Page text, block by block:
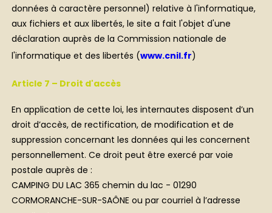
données à caractère personnel) relative à l'informatique,
aux fichiers et aux libertés, le site a fait l'objet d'une
déclaration auprès de la Commission nationale de
l'informatique et des libertés (www.cnil.fr )
Article 7 – Droit d'accès
En application de cette loi, les internautes disposent d’un
droit d’accès, de rectification, de modification et de
suppression concernant les données qui les concernent
personnellement. Ce droit peut être exercé par voie
postale auprès de :
CAMPING DU LAC 365 chemin du lac - 01290
CORMORANCHE-SUR-SAÔNE ou par courriel à l’adresse